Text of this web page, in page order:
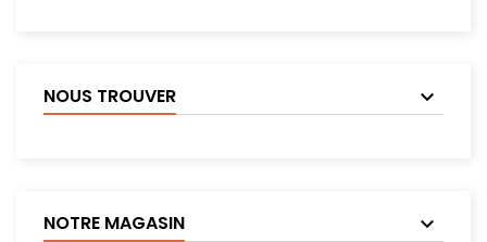
NOUS TROUVER
NOTRE MAGASIN